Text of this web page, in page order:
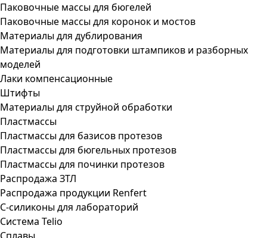
Паковочные массы для бюгелей
Паковочные массы для коронок и мостов
Материалы для дублирования
Материалы для подготовки штампиков и разборных
моделей
Лаки компенсационные
Штифты
Материалы для струйной обработки
Пластмассы
Пластмассы для базисов протезов
Пластмассы для бюгельных протезов
Пластмассы для починки протезов
Распродажа ЗТЛ
Распродажа продукции Renfert
С-силиконы для лабораторий
Система Telio